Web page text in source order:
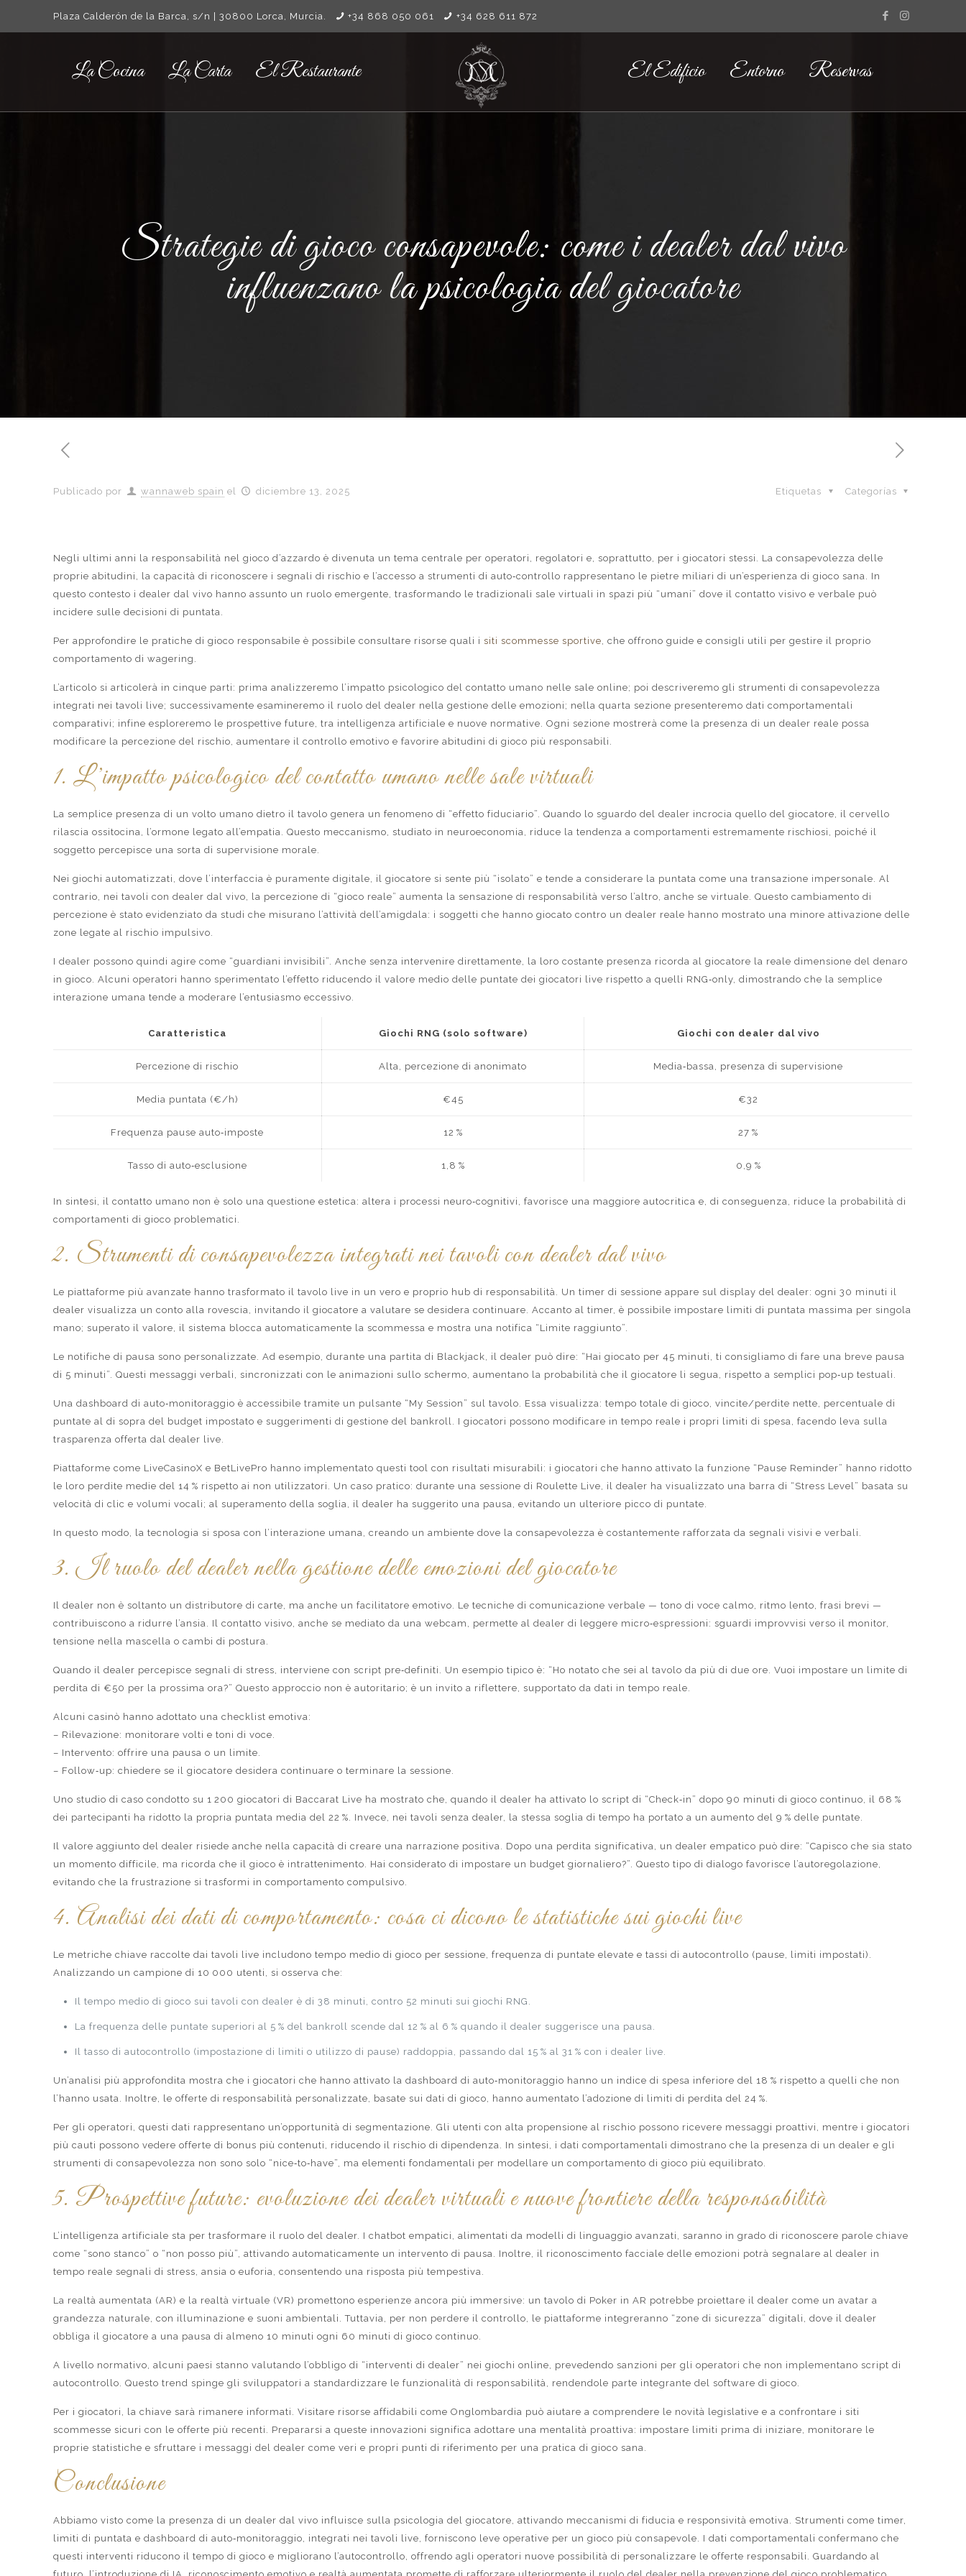
Plaza Calderón de la Barca, s/n | 30800 Lorca, Murcia. +34 868 050 061 +34 628 611 872
La Cocina La Carta El Restaurante El Edificio Entorno Reservas
Strategie di gioco consapevole: come i dealer dal vivo
influenzano la psicologia del giocatore
Publicado por wannaweb spain el diciembre 13, 2025 Categorías
Etiquetas
Negli ultimi anni la responsabilità nel gioco d’azzardo è divenuta un tema centrale per operatori, regolatori e, soprattutto, per i giocatori stessi. La consapevolezza delle
proprie abitudini, la capacità di riconoscere i segnali di rischio e l’accesso a strumenti di auto‑controllo rappresentano le pietre miliari di un’esperienza di gioco sana. In
questo contesto i dealer dal vivo hanno assunto un ruolo emergente, trasformando le tradizionali sale virtuali in spazi più “umani” dove il contatto visivo e verbale può
incidere sulle decisioni di puntata.
Per approfondire le pratiche di gioco responsabile è possibile consultare risorse quali isiti scommesse sportive, che offrono guide e consigli utili per gestire il proprio
comportamento di wagering.
L’articolo si articolerà in cinque parti: prima analizzeremo l’impatto psicologico del contatto umano nelle sale online; poi descriveremo gli strumenti di consapevolezza
integrati nei tavoli live; successivamente esamineremo il ruolo del dealer nella gestione delle emozioni; nella quarta sezione presenteremo dati comportamentali
comparativi; infine esploreremo le prospettive future, tra intelligenza artificiale e nuove normative. Ogni sezione mostrerà come la presenza di un dealer reale possa
modificare la percezione del rischio, aumentare il controllo emotivo e favorire abitudini di gioco più responsabili.
1. L’impatto psicologico del contatto umano nelle sale virtuali
La semplice presenza di un volto umano dietro il tavolo genera un fenomeno di “effetto fiduciario”. Quando lo sguardo del dealer incrocia quello del giocatore, il cervello
rilascia ossitocina, l’ormone legato all’empatia. Questo meccanismo, studiato in neuroeconomia, riduce la tendenza a comportamenti estremamente rischiosi, poiché il
soggetto percepisce una sorta di supervisione morale.
Nei giochi automatizzati, dove l’interfaccia è puramente digitale, il giocatore si sente più “isolato” e tende a considerare la puntata come una transazione impersonale. Al
contrario, nei tavoli con dealer dal vivo, la percezione di “gioco reale” aumenta la sensazione di responsabilità verso l’altro, anche se virtuale. Questo cambiamento di
percezione è stato evidenziato da studi che misurano l’attività dell’amigdala: i soggetti che hanno giocato contro un dealer reale hanno mostrato una minore attivazione delle
zone legate al rischio impulsivo.
I dealer possono quindi agire come “guardiani invisibili”. Anche senza intervenire direttamente, la loro costante presenza ricorda al giocatore la reale dimensione del denaro
in gioco. Alcuni operatori hanno sperimentato l’effetto riducendo il valore medio delle puntate dei giocatori live rispetto a quelli RNG‑only, dimostrando che la semplice
interazione umana tende a moderare l’entusiasmo eccessivo.
Caratteristica Giochi RNG (solo software) Giochi con dealer dal vivo
Percezione di rischio Alta, percezione di anonimato Media‑bassa, presenza di supervisione
Media puntata (€/h) €45 €32
Frequenza pause auto‑imposte 12 % 27 %
Tasso di auto‑esclusione 1,8 % 0,9 %
In sintesi, il contatto umano non è solo una questione estetica: altera i processi neuro‑cognitivi, favorisce una maggiore autocritica e, di conseguenza, riduce la probabilità di
comportamenti di gioco problematici.
2. Strumenti di consapevolezza integrati nei tavoli con dealer dal vivo
Le piattaforme più avanzate hanno trasformato il tavolo live in un vero e proprio hub di responsabilità. Un timer di sessione appare sul display del dealer: ogni 30 minuti il
dealer visualizza un conto alla rovescia, invitando il giocatore a valutare se desidera continuare. Accanto al timer, è possibile impostare limiti di puntata massima per singola
mano; superato il valore, il sistema blocca automaticamente la scommessa e mostra una notifica “Limite raggiunto”.
Le notifiche di pausa sono personalizzate. Ad esempio, durante una partita di Blackjack, il dealer può dire: “Hai giocato per 45 minuti, ti consigliamo di fare una breve pausa
di 5 minuti”. Questi messaggi verbali, sincronizzati con le animazioni sullo schermo, aumentano la probabilità che il giocatore li segua, rispetto a semplici pop‑up testuali.
Una dashboard di auto‑monitoraggio è accessibile tramite un pulsante “My Session” sul tavolo. Essa visualizza: tempo totale di gioco, vincite/perdite nette, percentuale di
puntate al di sopra del budget impostato e suggerimenti di gestione del bankroll. I giocatori possono modificare in tempo reale i propri limiti di spesa, facendo leva sulla
trasparenza offerta dal dealer live.
Piattaforme come LiveCasinoX e BetLivePro hanno implementato questi tool con risultati misurabili: i giocatori che hanno attivato la funzione “Pause Reminder” hanno ridotto
le loro perdite medie del 14 % rispetto ai non utilizzatori. Un caso pratico: durante una sessione di Roulette Live, il dealer ha visualizzato una barra di “Stress Level” basata su
velocità di clic e volumi vocali; al superamento della soglia, il dealer ha suggerito una pausa, evitando un ulteriore picco di puntate.
In questo modo, la tecnologia si sposa con l’interazione umana, creando un ambiente dove la consapevolezza è costantemente rafforzata da segnali visivi e verbali.
3. Il ruolo del dealer nella gestione delle emozioni del giocatore
Il dealer non è soltanto un distributore di carte, ma anche un facilitatore emotivo. Le tecniche di comunicazione verbale — tono di voce calmo, ritmo lento, frasi brevi —
contribuiscono a ridurre l’ansia. Il contatto visivo, anche se mediato da una webcam, permette al dealer di leggere micro‑espressioni: sguardi improvvisi verso il monitor,
tensione nella mascella o cambi di postura.
Quando il dealer percepisce segnali di stress, interviene con script pre‑definiti. Un esempio tipico è: “Ho notato che sei al tavolo da più di due ore. Vuoi impostare un limite di
perdita di €50 per la prossima ora?” Questo approccio non è autoritario; è un invito a riflettere, supportato da dati in tempo reale.
Alcuni casinò hanno adottato una checklist emotiva:
– Rilevazione: monitorare volti e toni di voce.
– Intervento: offrire una pausa o un limite.
– Follow‑up: chiedere se il giocatore desidera continuare o terminare la sessione.
Uno studio di caso condotto su 1 200 giocatori di Baccarat Live ha mostrato che, quando il dealer ha attivato lo script di “Check‑in” dopo 90 minuti di gioco continuo, il 68 %
dei partecipanti ha ridotto la propria puntata media del 22 %. Invece, nei tavoli senza dealer, la stessa soglia di tempo ha portato a un aumento del 9 % delle puntate.
Il valore aggiunto del dealer risiede anche nella capacità di creare una narrazione positiva. Dopo una perdita significativa, un dealer empatico può dire: “Capisco che sia stato
un momento difficile, ma ricorda che il gioco è intrattenimento. Hai considerato di impostare un budget giornaliero?”. Questo tipo di dialogo favorisce l’autoregolazione,
evitando che la frustrazione si trasformi in comportamento compulsivo.
4. Analisi dei dati di comportamento: cosa ci dicono le statistiche sui giochi live
Le metriche chiave raccolte dai tavoli live includono tempo medio di gioco per sessione, frequenza di puntate elevate e tassi di autocontrollo (pause, limiti impostati).
Analizzando un campione di 10 000 utenti, si osserva che:
Il tempo medio di gioco sui tavoli con dealer è di 38 minuti, contro 52 minuti sui giochi RNG.
La frequenza delle puntate superiori al 5 % del bankroll scende dal 12 % al 6 % quando il dealer suggerisce una pausa.
Il tasso di autocontrollo (impostazione di limiti o utilizzo di pause) raddoppia, passando dal 15 % al 31 % con i dealer live.
Un’analisi più approfondita mostra che i giocatori che hanno attivato la dashboard di auto‑monitoraggio hanno un indice di spesa inferiore del 18 % rispetto a quelli che non
l’hanno usata. Inoltre, le offerte di responsabilità personalizzate, basate sui dati di gioco, hanno aumentato l’adozione di limiti di perdita del 24 %.
Per gli operatori, questi dati rappresentano un’opportunità di segmentazione. Gli utenti con alta propensione al rischio possono ricevere messaggi proattivi, mentre i giocatori
più cauti possono vedere offerte di bonus più contenuti, riducendo il rischio di dipendenza. In sintesi, i dati comportamentali dimostrano che la presenza di un dealer e gli
strumenti di consapevolezza non sono solo “nice‑to‑have”, ma elementi fondamentali per modellare un comportamento di gioco più equilibrato.
5. Prospettive future: evoluzione dei dealer virtuali e nuove frontiere della responsabilità
L’intelligenza artificiale sta per trasformare il ruolo del dealer. I chatbot empatici, alimentati da modelli di linguaggio avanzati, saranno in grado di riconoscere parole chiave
come “sono stanco” o “non posso più”, attivando automaticamente un intervento di pausa. Inoltre, il riconoscimento facciale delle emozioni potrà segnalare al dealer in
tempo reale segnali di stress, ansia o euforia, consentendo una risposta più tempestiva.
La realtà aumentata (AR) e la realtà virtuale (VR) promettono esperienze ancora più immersive: un tavolo di Poker in AR potrebbe proiettare il dealer come un avatar a
grandezza naturale, con illuminazione e suoni ambientali. Tuttavia, per non perdere il controllo, le piattaforme integreranno “zone di sicurezza” digitali, dove il dealer
obbliga il giocatore a una pausa di almeno 10 minuti ogni 60 minuti di gioco continuo.
A livello normativo, alcuni paesi stanno valutando l’obbligo di “interventi di dealer” nei giochi online, prevedendo sanzioni per gli operatori che non implementano script di
autocontrollo. Questo trend spinge gli sviluppatori a standardizzare le funzionalità di responsabilità, rendendole parte integrante del software di gioco.
Per i giocatori, la chiave sarà rimanere informati. Visitare risorse affidabili come Onglombardia può aiutare a comprendere le novità legislative e a confrontare i siti
scommesse sicuri con le offerte più recenti. Prepararsi a queste innovazioni significa adottare una mentalità proattiva: impostare limiti prima di iniziare, monitorare le
proprie statistiche e sfruttare i messaggi del dealer come veri e propri punti di riferimento per una pratica di gioco sana.
Conclusione
Abbiamo visto come la presenza di un dealer dal vivo influisce sulla psicologia del giocatore, attivando meccanismi di fiducia e responsività emotiva. Strumenti come timer,
limiti di puntata e dashboard di auto‑monitoraggio, integrati nei tavoli live, forniscono leve operative per un gioco più consapevole. I dati comportamentali confermano che
questi interventi riducono il tempo di gioco e migliorano l’autocontrollo, offrendo agli operatori nuove possibilità di personalizzare le offerte responsabili. Guardando al